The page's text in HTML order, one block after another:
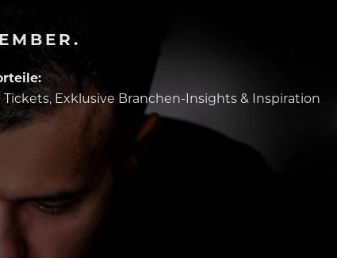
Exklusive Branchen-Insights & Inspiration